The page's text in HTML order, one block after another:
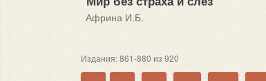
Африна И.Б.
Издания: 861-880 из 920